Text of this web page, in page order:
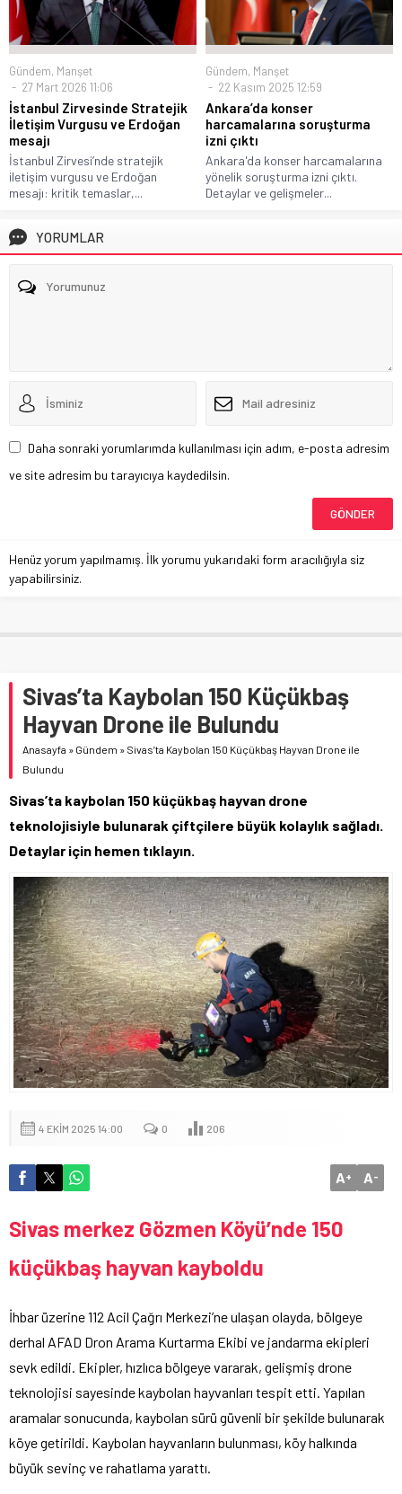
Gündem, Manşet
27 Mart 2026 11:06
İstanbul Zirvesinde Stratejik
İletişim Vurgusu ve Erdoğan
mesajı
İstanbul Zirvesi’nde stratejik
iletişim vurgusu ve Erdoğan
mesajı: kritik temaslar,...
Gündem, Manşet
22 Kasım 2025 12:59
Ankara’da konser
harcamalarına soruşturma
izni çıktı
Ankara'da konser harcamalarına
yönelik soruşturma izni çıktı.
Detaylar ve gelişmeler...
YORUMLAR
Daha sonraki yorumlarımda kullanılması için adım, e-posta adresim
ve site adresim bu tarayıcıya kaydedilsin.
Henüz yorum yapılmamış. İlk yorumu yukarıdaki form aracılığıyla siz
yapabilirsiniz.
Sivas’ta Kaybolan 150 Küçükbaş
Hayvan Drone ile Bulundu
Anasayfa » Gündem » Sivas’ta Kaybolan 150 Küçükbaş Hayvan Drone ile
Bulundu
Sivas’ta kaybolan 150 küçükbaş hayvan drone
teknolojisiyle bulunarak çiftçilere büyük kolaylık sağladı.
Detaylar için hemen tıklayın.
4 EKIM 2025 14:00 0 206
A+ A-
Sivas merkez Gözmen Köyü’nde 150
küçükbaş hayvan kayboldu
İhbar üzerine 112 Acil Çağrı Merkezi’ne ulaşan olayda, bölgeye
derhal AFAD Dron Arama Kurtarma Ekibi ve jandarma ekipleri
sevk edildi. Ekipler, hızlıca bölgeye vararak, gelişmiş drone
teknolojisi sayesinde kaybolan hayvanları tespit etti. Yapılan
aramalar sonucunda, kaybolan sürü güvenli bir şekilde bulunarak
köye getirildi. Kaybolan hayvanların bulunması, köy halkında
büyük sevinç ve rahatlama yarattı.